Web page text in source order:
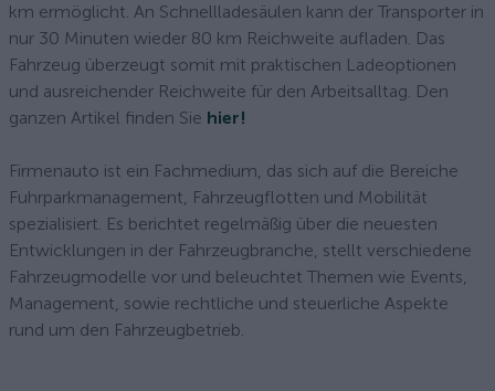
km ermöglicht. An Schnellladesäulen kann der Transporter in
nur 30 Minuten wieder 80 km Reichweite aufladen. Das
Fahrzeug überzeugt somit mit praktischen Ladeoptionen
und ausreichender Reichweite für den Arbeitsalltag. Den
ganzen Artikel finden Sie hier!
Firmenauto ist ein Fachmedium, das sich auf die Bereiche
Fuhrparkmanagement, Fahrzeugflotten und Mobilität
spezialisiert. Es berichtet regelmäßig über die neuesten
Entwicklungen in der Fahrzeugbranche, stellt verschiedene
Fahrzeugmodelle vor und beleuchtet Themen wie Events,
Management, sowie rechtliche und steuerliche Aspekte
rund um den Fahrzeugbetrieb.